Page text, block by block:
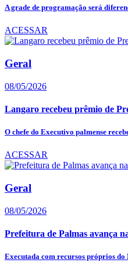
A grade de programação será
ACESSAR
Geral
08/05/2026
Langaro recebeu prêmio de
O chefe do Executivo palmense
ACESSAR
Geral
08/05/2026
Prefeitura de Palmas avança
Executada com recursos próprios